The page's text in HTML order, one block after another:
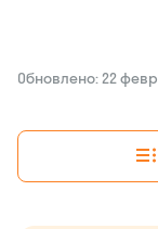
Обновлено: 22